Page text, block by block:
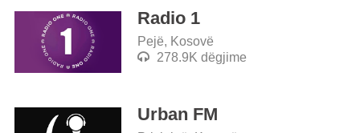
Radio 1
Pejë, Kosovë
278.9K dëgjime
Urban FM